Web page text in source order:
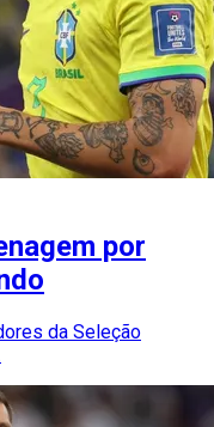
por
da Seleção